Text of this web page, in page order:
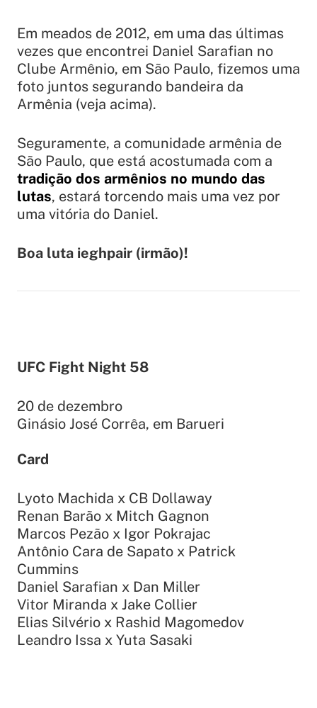
Em meados de 2012, em uma das últimas
vezes que encontrei Daniel Sarafian no
Clube Armênio, em São Paulo, fizemos uma
foto juntos segurando bandeira da
Armênia (veja acima).
Seguramente, a comunidade armênia de
São Paulo, que está acostumada com a
tradição dos armênios no mundo das
lutas, estará torcendo mais uma vez por
uma vitória do Daniel.
Boa luta ieghpair (irmão)!
UFC Fight Night 58
20 de dezembro
Ginásio José Corrêa, em Barueri
Card
Lyoto Machida x CB Dollaway
Renan Barão x Mitch Gagnon
Marcos Pezão x Igor Pokrajac
Antônio Cara de Sapato x Patrick
Cummins
Daniel Sarafian x Dan Miller
Vitor Miranda x Jake Collier
Elias Silvério x Rashid Magomedov
Leandro Issa x Yuta Sasaki